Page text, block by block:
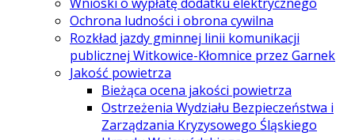
Ochrona ludności i obrona cywilna
Rozkład jazdy gminnej linii komunikacji
publicznej Witkowice-Kłomnice przez Garnek
Jakość powietrza
Bieżąca ocena jakości powietrza
Ostrzeżenia Wydziału Bezpieczeństwa i
Zarządzania Kryzysowego Śląskiego